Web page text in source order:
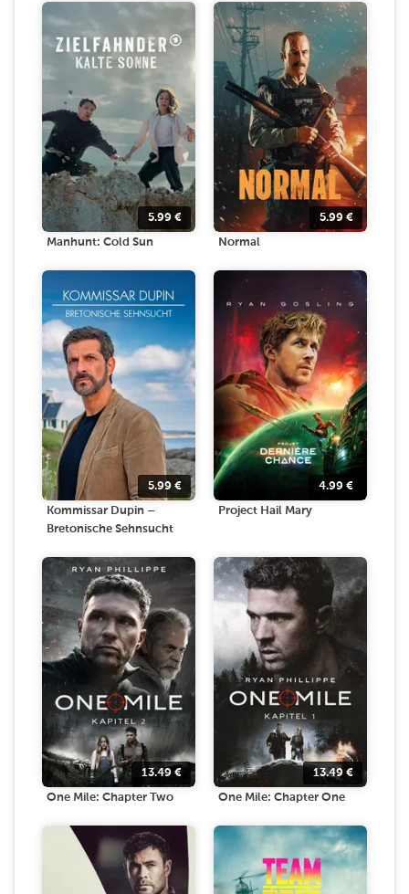
5.99 €
Manhunt: Cold Sun
5.99 €
Normal
5.99 €
Kommissar Dupin –
Bretonische Sehnsucht
4.99 €
Project Hail Mary
13.49 €
One Mile: Chapter Two
13.49 €
One Mile: Chapter One